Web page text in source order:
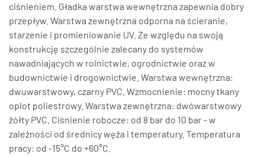
ciśnieniem. Gładka warstwa wewnętrzna zapewnia dobry
przepływ. Warstwa zewnętrzna odporna na ścieranie,
starzenie i promieniowanie UV. Ze względu na swoją
konstrukcję szczególnie zalecany do systemów
nawadniających w rolnictwie, ogrodnictwie oraz w
budownictwie i drogownictwie. Warstwa wewnętrzna:
dwuwarstwowy, czarny PVC. Wzmocnienie: mocny tkany
oplot poliestrowy. Warstwa zewnętrzna: dwówarstwowy
żółty PVC. Ciśnienie robocze: od 8 bar do 10 bar - w
zależności od średnicy węża i temperatury. Temperatura
pracy: od -15°C do +60°C.